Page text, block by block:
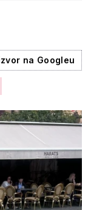
na Googleu